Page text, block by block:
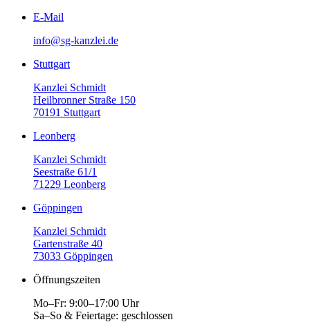
E-Mail
info@sg-kanzlei.de
Stuttgart
Kanzlei Schmidt
Heilbronner Straße 150
70191 Stuttgart
Leonberg
Kanzlei Schmidt
Seestraße 61/1
71229 Leonberg
Göppingen
Kanzlei Schmidt
Gartenstraße 40
73033 Göppingen
Öffnungszeiten
Mo–Fr: 9:00–17:00 Uhr
Sa–So & Feiertage: geschlossen